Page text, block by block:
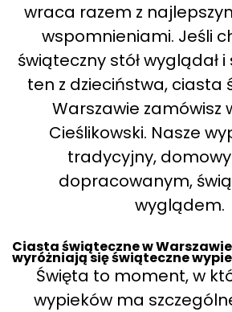
wraca razem z
wspomnieniami. Jeśli
świąteczny stół wyglądał
ten z dzieciństwa, ciasta
Warszawie zamówisz
Cieślikowski. Nasze
tradycyjny,
dopracowanym,
wyglądem.
Ciasta świąteczne w
wyróżniają się świąteczne
Święta to moment, w
wypieków ma